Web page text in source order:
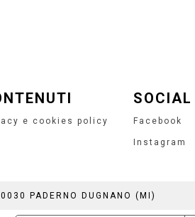
e cookies policy
SOCIAL
Facebook
Instagram
PADERNO DUGNANO (MI)